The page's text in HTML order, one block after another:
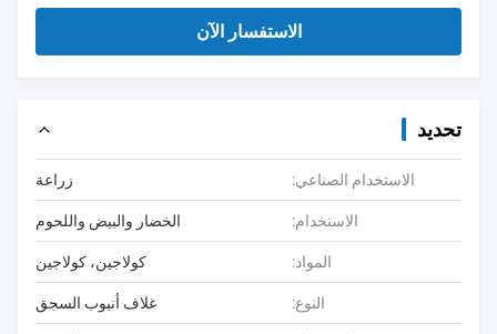
الاستفسار الآن
تحديد
الاستخدام الصناعي: زراعة
الاستخدام: الخضار والبيض واللحوم
المواد: كولاجين، كولاجين
النوع: غلاف أنبوب السجق